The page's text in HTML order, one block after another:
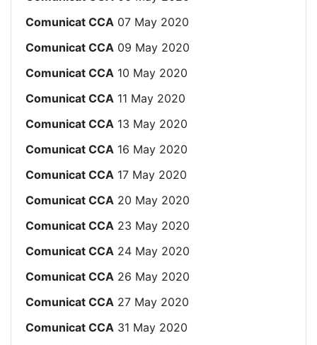
Comunicat CCA 07 May 2020
Comunicat CCA 09 May 2020
Comunicat CCA 10 May 2020
Comunicat CCA 11 May 2020
Comunicat CCA 13 May 2020
Comunicat CCA 16 May 2020
Comunicat CCA 17 May 2020
Comunicat CCA 20 May 2020
Comunicat CCA 23 May 2020
Comunicat CCA 24 May 2020
Comunicat CCA 26 May 2020
Comunicat CCA 27 May 2020
Comunicat CCA 31 May 2020